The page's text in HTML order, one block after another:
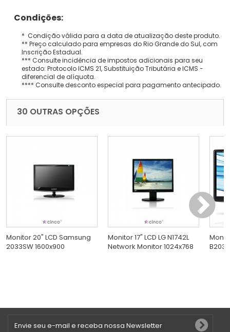
Condições:
* Condição válida para a data de atualização deste produto.
** Preço calculado para empresas do Rio Grande do Sul, com
Inscrição Estadual.
*** Consulte incidência de impostos adicionais para seu
estado: Protocolo ICMS 21, Substituição Tributária e ICMS -
diferencial de alíquota.
**** Consulte desconto especial para pagamento antecipado.
30 OUTRAS OPÇÕES
Monitor 20" LCD Samsung
2033SW 1600x900
Monitor 17" LCD LG N1742L
Network Monitor 1024x768